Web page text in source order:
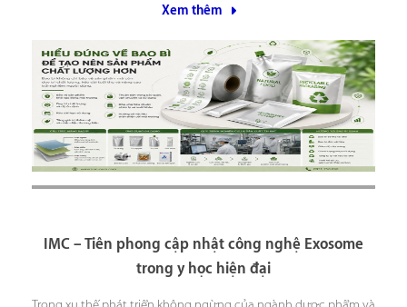
quy trình sản xuất. Tuy nhiên, có một yếu tố quan trọng không
Xem thêm
IMC – Tiên phong cập nhật công nghệ Exosome
trong y học hiện đại